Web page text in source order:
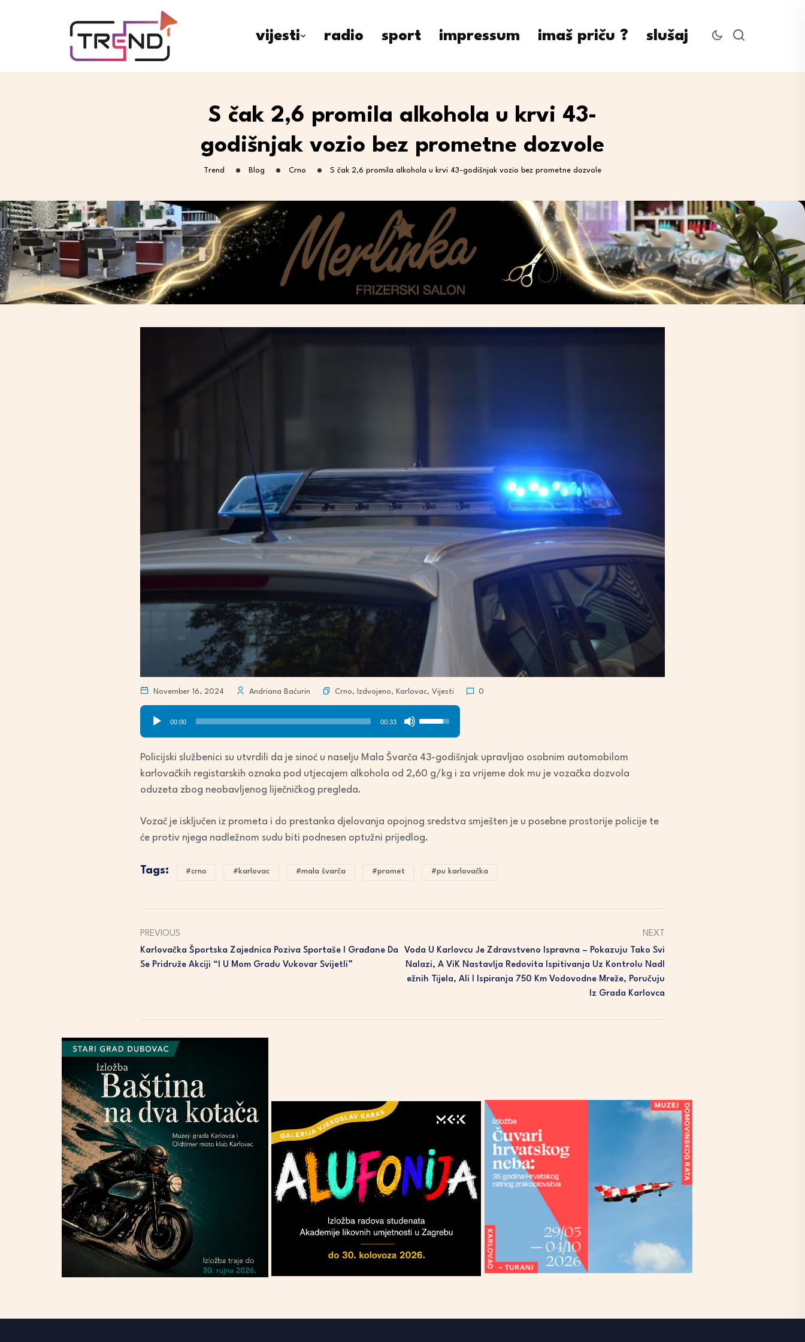
vijesti radio sport impressum imaš priču ? slušaj
S čak 2,6 promila alkohola u krvi 43-
godišnjak vozio bez prometne dozvole
Trend Blog Crno S čak 2,6 promila alkohola u krvi 43-godišnjak vozio bez prometne dozvole
November 16, 2024 Andriana Baćurin Crno, Izdvojeno, Karlovac, Vijesti 0
Audio
Player
00:00 00:33
Use
Up/Down
keys
decrease
volume.
Policijski službenici su utvrdili da je sinoć u naselju Mala Švarča 43-godišnjak upravljao osobnim automobilom
karlovačkih registarskih oznaka pod utjecajem alkohola od 2,60 g/kg i za vrijeme dok mu je vozačka dozvola
oduzeta zbog neobavljenog liječničkog pregleda.
Vozač je isključen iz prometa i do prestanka djelovanja opojnog sredstva smješten je u posebne prostorije policije te
će protiv njega nadležnom sudu biti podnesen optužni prijedlog.
Tags: #crno #karlovac #mala švarča #promet #pu karlovačka
PREVIOUS
Karlovačka Športska Zajednica Poziva Sportaše I Građane Da
Se Pridruže Akciji “I U Mom Gradu Vukovar Svijetli”
NEXT
Voda U Karlovcu Je Zdravstveno Ispravna – Pokazuju Tako Svi
Nalazi, A ViK Nastavlja Redovita Ispitivanja Uz Kontrolu Nadl
Ežnih Tijela, Ali I Ispiranja 750 Km Vodovodne Mreže, Poručuju
Iz Grada Karlovca